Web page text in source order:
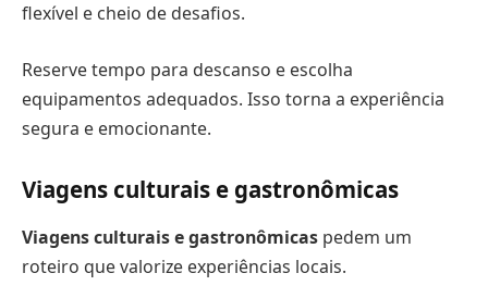
flexível e cheio de desafios.
Reserve tempo para descanso e escolha
equipamentos adequados. Isso torna a experiência
segura e emocionante.
Viagens culturais e gastronômicas
Viagens culturais e gastronômicas pedem um
roteiro que valorize experiências locais.